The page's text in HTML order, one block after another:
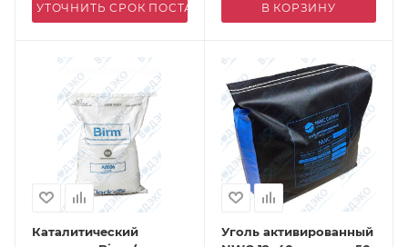
УТОЧНИТЬ СРОК ПОСТАВКИ В КОРЗИНУ
Каталитический
Уголь активированный